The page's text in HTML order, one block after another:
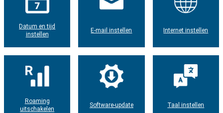
Datum en tijd
instellen
E-mail instellen Internet instellen
Roaming
uitschakelen
Software-update Taal instellen